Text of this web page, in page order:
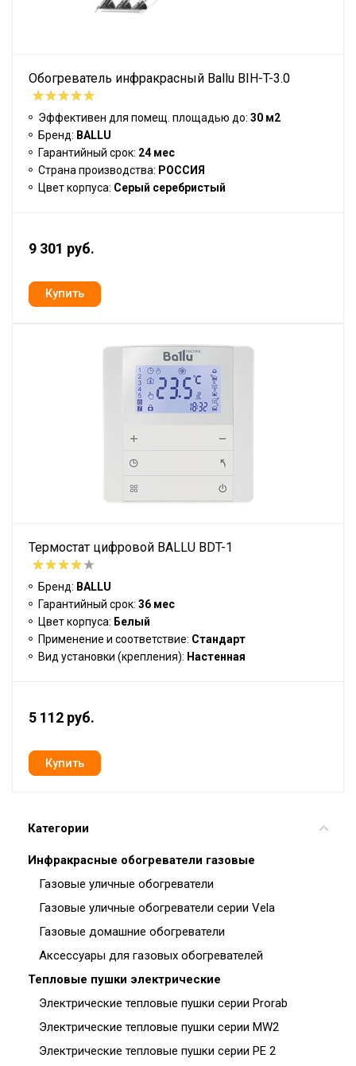
Категории
Инфракрасные обогреватели газовые
Газовые уличные обогреватели
Газовые уличные обогреватели серии Vela
Газовые домашние обогреватели
Аксессуары для газовых обогревателей
Тепловые пушки электрические
Электрические тепловые пушки серии Prorab
Электрические тепловые пушки серии MW2
Электрические тепловые пушки серии PE 2
Обогреватель инфракрасный Ballu BIH-T-3.0
Эффективен для помещ. площадью до: 30 м2
Бренд: BALLU
Гарантийный срок: 24 мес
Страна производства: РОССИЯ
Цвет корпуса: Серый серебристый
9 301 руб.
Термостат цифровой BALLU BDT-1
Бренд: BALLU
Гарантийный срок: 36 мес
Цвет корпуса: Белый
Применение и соответствие: Стандарт
Вид установки (крепления): Настенная
5 112 руб.